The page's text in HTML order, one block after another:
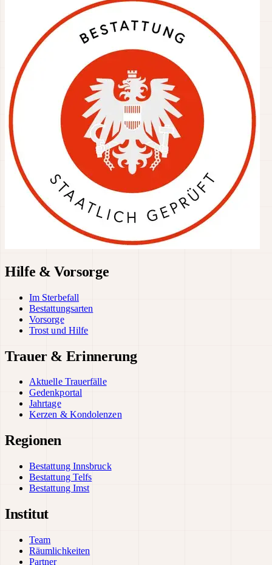
Hilfe & Vorsorge
Im Sterbefall
Bestattungsarten
Vorsorge
Trost und Hilfe
Trauer & Erinnerung
Aktuelle Trauerfälle
Gedenkportal
Jahrtage
Kerzen & Kondolenzen
Regionen
Bestattung Innsbruck
Bestattung Telfs
Bestattung Imst
Institut
Team
Räumlichkeiten
Partner